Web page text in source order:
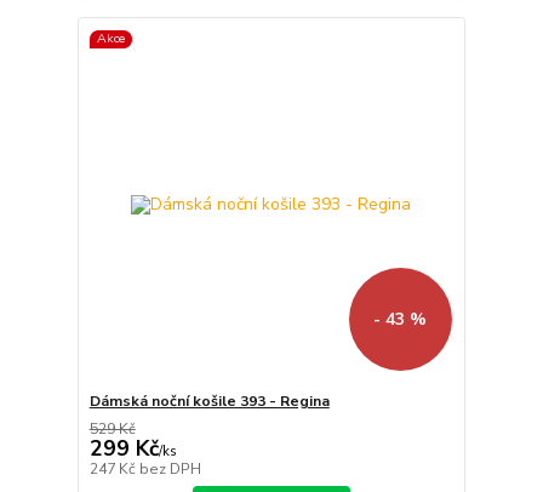
Akce
- 43 %
Dámská noční košile 393 - Regina
529 Kč
299 Kč/ks
247 Kč bez DPH